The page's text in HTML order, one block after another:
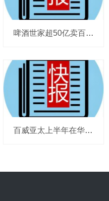
啤酒世家超50亿卖百威集团股份，宗庆后之子任新公司董事长，FIVE GUYS明年重点加密北京，三只松鼠华南总部入驻佛山，达能完成阿根廷合资
百威亚太上半年在华量跌价升，东鹏饮料上半年收入近125亿，热浪让梦龙冰淇淋欧洲大卖，徐福记发拼多多店铺说明，泸溪河桃酥再次上架山姆